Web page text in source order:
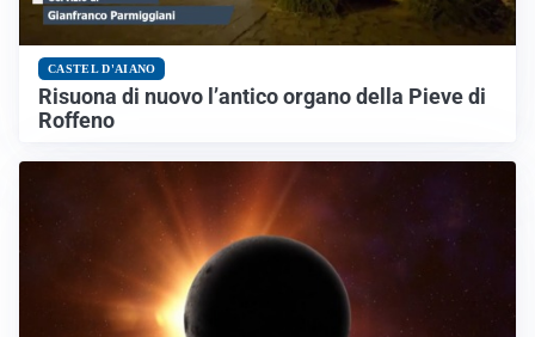
CASTEL D'AIANO
Risuona di nuovo l’antico organo della Pieve di
Roffeno